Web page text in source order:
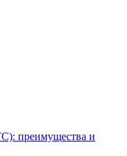
преимущества и